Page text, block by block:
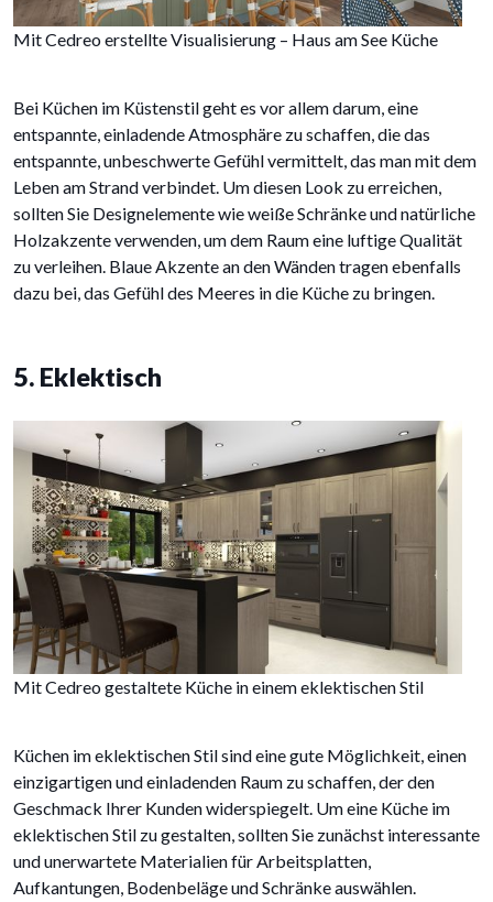
Mit Cedreo erstellte Visualisierung – Haus am See Küche
Bei Küchen im Küstenstil geht es vor allem darum, eine
entspannte, einladende Atmosphäre zu schaffen, die das
entspannte, unbeschwerte Gefühl vermittelt, das man mit dem
Leben am Strand verbindet. Um diesen Look zu erreichen,
sollten Sie Designelemente wie weiße Schränke und natürliche
Holzakzente verwenden, um dem Raum eine luftige Qualität
zu verleihen. Blaue Akzente an den Wänden tragen ebenfalls
dazu bei, das Gefühl des Meeres in die Küche zu bringen.
5. Eklektisch
Mit Cedreo gestaltete Küche in einem eklektischen Stil
Küchen im eklektischen Stil sind eine gute Möglichkeit, einen
einzigartigen und einladenden Raum zu schaffen, der den
Geschmack Ihrer Kunden widerspiegelt. Um eine Küche im
eklektischen Stil zu gestalten, sollten Sie zunächst interessante
und unerwartete Materialien für Arbeitsplatten,
Aufkantungen, Bodenbeläge und Schränke auswählen.